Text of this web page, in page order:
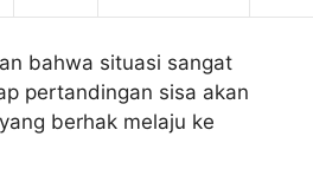
bahwa situasi sangat
pertandingan sisa akan
berhak melaju ke